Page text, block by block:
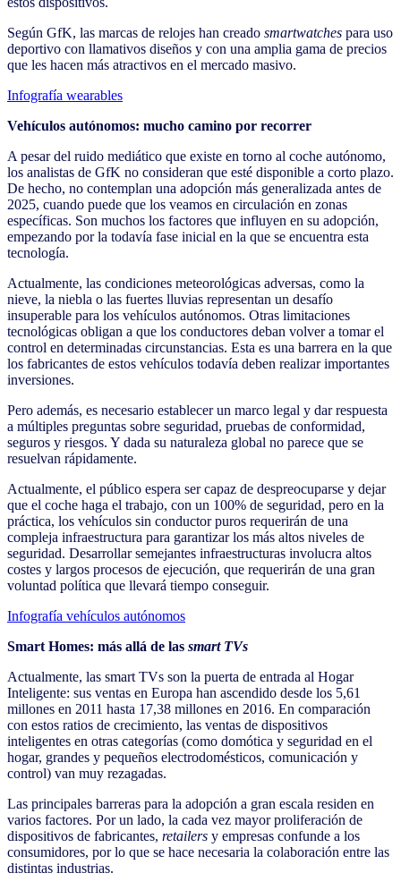
Según GfK, las marcas de relojes han creado smartwatches para uso
deportivo con llamativos diseños y con una amplia gama de precios
que les hacen más atractivos en el mercado masivo.
Infografía wearables
Vehículos autónomos: mucho camino por recorrer
A pesar del ruido mediático que existe en torno al coche autónomo,
los analistas de GfK no consideran que esté disponible a corto plazo.
De hecho, no contemplan una adopción más generalizada antes de
2025, cuando puede que los veamos en circulación en zonas
específicas. Son muchos los factores que influyen en su adopción,
empezando por la todavía fase inicial en la que se encuentra esta
tecnología.
Actualmente, las condiciones meteorológicas adversas, como la
nieve, la niebla o las fuertes lluvias representan un desafío
insuperable para los vehículos autónomos. Otras limitaciones
tecnológicas obligan a que los conductores deban volver a tomar el
control en determinadas circunstancias. Esta es una barrera en la que
los fabricantes de estos vehículos todavía deben realizar importantes
inversiones.
Pero además, es necesario establecer un marco legal y dar respuesta
a múltiples preguntas sobre seguridad, pruebas de conformidad,
seguros y riesgos. Y dada su naturaleza global no parece que se
resuelvan rápidamente.
Actualmente, el público espera ser capaz de despreocuparse y dejar
que el coche haga el trabajo, con un 100% de seguridad, pero en la
práctica, los vehículos sin conductor puros requerirán de una
compleja infraestructura para garantizar los más altos niveles de
seguridad. Desarrollar semejantes infraestructuras involucra altos
costes y largos procesos de ejecución, que requerirán de una gran
voluntad política que llevará tiempo conseguir.
Infografía vehículos autónomos
Smart Homes: más allá de las smart TVs
Actualmente, las smart TVs son la puerta de entrada al Hogar
Inteligente: sus ventas en Europa han ascendido desde los 5,61
millones en 2011 hasta 17,38 millones en 2016. En comparación
con estos ratios de crecimiento, las ventas de dispositivos
inteligentes en otras categorías (como domótica y seguridad en el
hogar, grandes y pequeños electrodomésticos, comunicación y
control) van muy rezagadas.
Las principales barreras para la adopción a gran escala residen en
varios factores. Por un lado, la cada vez mayor proliferación de
dispositivos de fabricantes, retailers y empresas confunde a los
consumidores, por lo que se hace necesaria la colaboración entre las
distintas industrias.